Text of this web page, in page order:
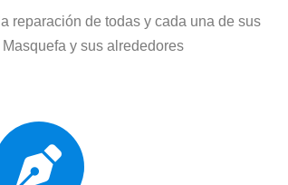
reparación de todas y cada una de sus
y sus alrededores